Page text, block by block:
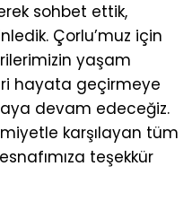
sohbet ettik,
Çorlu’muz için
yaşam
hayata geçirmeye
devam edeceğiz.
karşılayan tüm
teşekkür